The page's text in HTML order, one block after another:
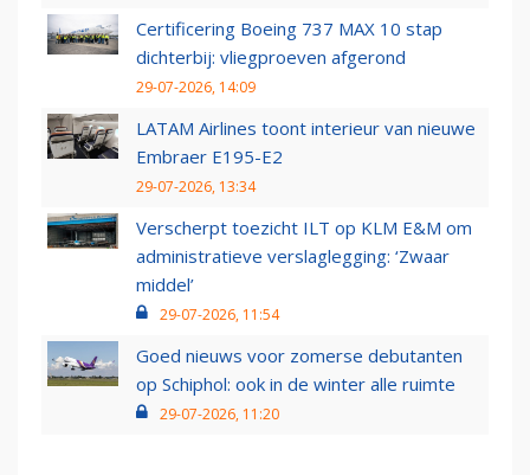
Certificering Boeing 737 MAX 10 stap
dichterbij: vliegproeven afgerond
29-07-2026, 14:09
LATAM Airlines toont interieur van nieuwe
Embraer E195-E2
29-07-2026, 13:34
Verscherpt toezicht ILT op KLM E&M om
administratieve verslaglegging: ‘Zwaar
middel’
29-07-2026, 11:54
Goed nieuws voor zomerse debutanten
op Schiphol: ook in de winter alle ruimte
29-07-2026, 11:20